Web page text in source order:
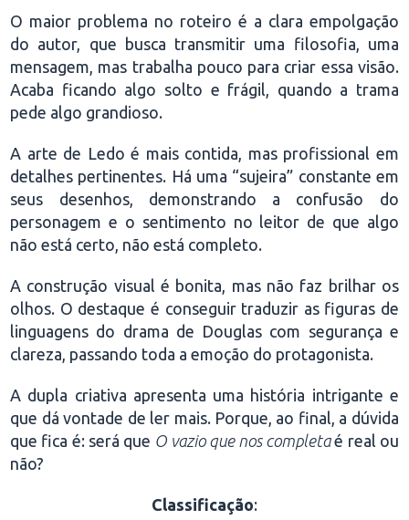
O maior problema no roteiro é a clara empolgação
do autor, que busca transmitir uma filosofia, uma
mensagem, mas trabalha pouco para criar essa visão.
Acaba ficando algo solto e frágil, quando a trama
pede algo grandioso.
A arte de Ledo é mais contida, mas profissional em
detalhes pertinentes. Há uma “sujeira” constante em
seus desenhos, demonstrando a confusão do
personagem e o sentimento no leitor de que algo
não está certo, não está completo.
A construção visual é bonita, mas não faz brilhar os
olhos. O destaque é conseguir traduzir as figuras de
linguagens do drama de Douglas com segurança e
clareza, passando toda a emoção do protagonista.
A dupla criativa apresenta uma história intrigante e
que dá vontade de ler mais. Porque, ao final, a dúvida
que fica é: será que O vazio que nos completaé real ou
não?
Classificação: